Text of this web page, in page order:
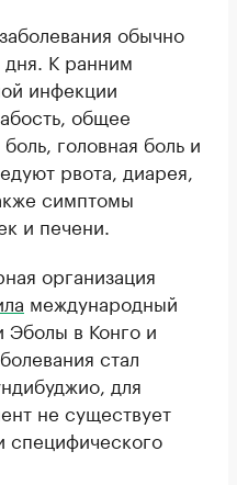
обычно
дня. К ранним
инфекции
общее
головная боль и
рвота, диарея,
симптомы
и печени.
организация
международный
в Конго и
стал
для
не существует
специфического